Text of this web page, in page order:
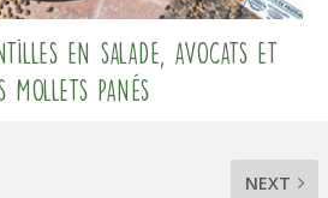
en salade, avocats et
mollets panés
NEXT